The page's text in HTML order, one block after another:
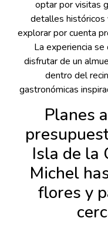
optar por visitas
detalles históricos
explorar por cuenta
La experiencia
disfrutar de un
dentro del
gastronómicas
Planes
Isla de la
Michel
flores y